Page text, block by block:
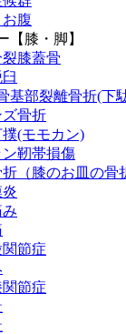
腹
【膝・脚】
膝蓋骨
基部裂離骨折(下
ズ骨折
(モモカン)
ン靭帯損傷
（膝のお皿の骨
節症
節症